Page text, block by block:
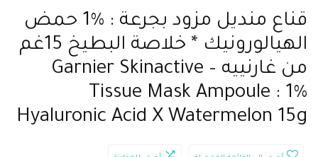
قناع منديل مزود بجرعة : %1 حمض
الهيالورونيك * خلاصة البطيخ 15غم
من غارنييه – Garnier Skinactive
Tissue Mask Ampoule : 1%
Hyaluronic Acid X Watermelon 15g